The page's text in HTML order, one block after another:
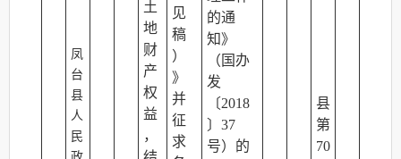
凤
台
县
人
民
土
地
财
产
权
益
，
见
稿
）
》
并
征
求
的通
知》
（国办
发
〔2018
〕37
号）的
县
第
70